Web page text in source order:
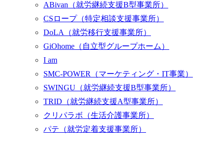
ABivan （就労継続支援B型事業所）
CSロープ （特定相談支援事業所）
DoLA （就労移行支援事業所）
GiOhome （自立型グループホーム）
I am
SMC-POWER （マーケティング・IT事業）
SWINGU （就労継続支援B型事業所）
TRID （就労継続支援A型事業所）
クリパラボ （生活介護事業所）
パテ （就労定着支援事業所）